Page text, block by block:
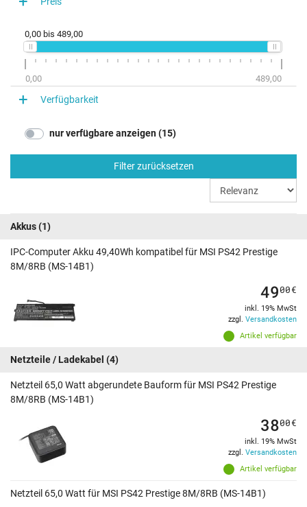
PS42 Prestige 8M-076 (0014B1-432)
PS42 Prestige 8M-076 (0014B1-437)
PS42 Prestige 8RB-059 (0014B1-060)
0,00 bis 489,00
0,00 489,00
Verfügbarkeit
nur verfügbare anzeigen (15)
Filter zurücksetzen
Akkus(1)
IPC-Computer Akku 49,40Wh kompatibel für MSI PS42 Prestige
8M/8RB (MS-14B1)
Artikel verfügbar
4900€
inkl. 19% MwSt
zzgl. Versandkosten
Netzteile / Ladekabel (4)
Netzteil 65,0 Watt abgerundete Bauform für MSI PS42 Prestige
8M/8RB (MS-14B1)
Artikel verfügbar
3800€
inkl. 19% MwSt
zzgl. Versandkosten
Netzteil 65,0 Watt für MSI PS42 Prestige 8M/8RB (MS-14B1)